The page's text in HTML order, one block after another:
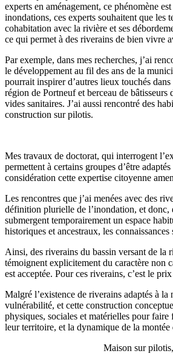
experts en aménagement, ce phénomène
inondations, ces experts souhaitent que les
cohabitation avec la rivière et ses
ce qui permet à des riverains de bien vivre
Par exemple, dans mes recherches, j’ai
le développement au fil des ans de la
pourrait inspirer d’autres lieux touchés
région de Portneuf et berceau de
vides sanitaires. J’ai aussi rencontré des
construction sur pilotis.
Mes travaux de doctorat, qui interrogent
permettent à certains groupes d’être
considération cette expertise citoyenne
Les rencontres que j’ai menées avec des
définition plurielle de l’inondation, et donc,
submergent temporairement un espace
historiques et ancestraux, les
Ainsi, des riverains du bassin versant de la
témoignent explicitement du caractère non
est acceptée. Pour ces riverains, c’est le
Malgré l’existence de riverains adaptés à
vulnérabilité, et cette construction
physiques, sociales et matérielles pour
leur territoire, et la dynamique de la montée
Maison sur